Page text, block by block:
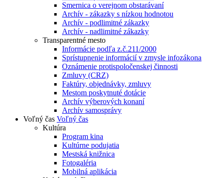
Smernica o verejnom obstarávaní
Archív - zákazky s nízkou hodnotou
Archív - podlimitné zákazky
Archív - nadlimitné zákazky
Transparentné mesto
Informácie podľa z.č.211/2000
Sprístupnenie informácií v zmysle infozákona
Oznámenie protispoločenskej činnosti
Zmluvy (CRZ)
Faktúry, objednávky, zmluvy
Mestom poskytnuté dotácie
Archív výberových konaní
Archív samosprávy
Voľný čas Voľný čas
Kultúra
Program kina
Kultúrne podujatia
Mestská knižnica
Fotogaléria
Mobilná aplikácia